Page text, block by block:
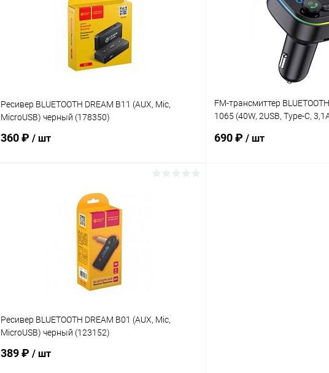
Купить в 1 клик К сравнению
В наличии
Купить в 1 клик
Ресивер BLUETOOTH DREAM B11 (AUX, Mic,
MicroUSB) черный (178350)
360 ₽ / шт
В корзину
FM-трансмиттер
1065 (40W, 2USB, Type-C,
690 ₽ / шт
Ресивер BLUETOOTH DREAM B01 (AUX, Mic,
MicroUSB) черный (123152)
389 ₽ / шт